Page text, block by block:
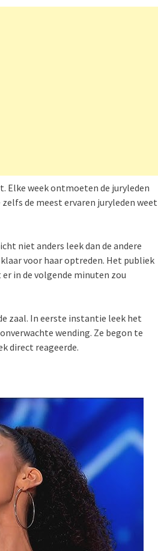
Elke week ontmoeten de juryleden
de meest ervaren juryleden weet
niet anders leek dan de andere
voor haar optreden. Het publiek
in de volgende minuten zou
zaal. In eerste instantie leek het
wending. Ze begon te
direct reageerde.